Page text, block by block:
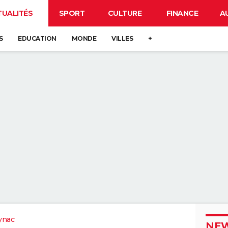
SPORT CULTURE FINANCE
EDUCATION MONDE VILLES +